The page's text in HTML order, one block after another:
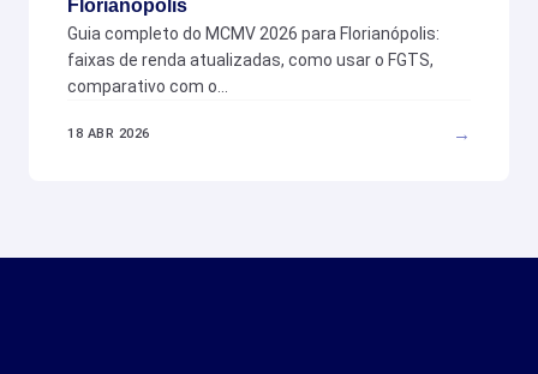
Guia completo do MCMV 2026 para Florianópolis:
faixas de renda atualizadas, como usar o FGTS,
comparativo com o…
18 ABR 2026 →